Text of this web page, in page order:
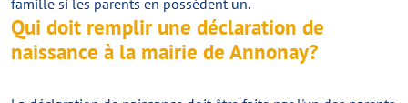
famille si les parents en possèdent un.
Qui doit remplir une déclaration de
naissance à la mairie de Annonay?